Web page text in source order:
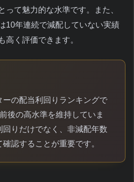
って魅力的な水準です。また、
10年連続で減配していない実績
高く評価できます。
ーの配当利回りランキングで
後の高水準を維持していま
りだけでなく、非減配年数
認することが重要です。